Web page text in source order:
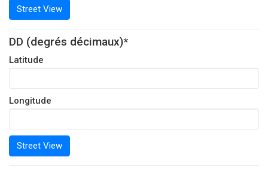
Street View
DD (degrés décimaux)*
Latitude
Longitude
Street View